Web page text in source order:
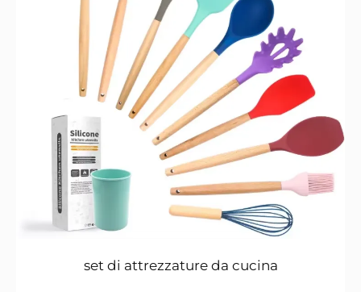
set di attrezzature da cucina